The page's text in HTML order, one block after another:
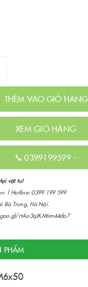
THÊM VÀO GIỎ HÀNG
XEM GIỎ HÀNG
0399199599 -
vật tư!
| Hotline: 0399 199 599
Bà Trưng, Hà Nội.
rtAo3qJKMtim44do7
PHẨM